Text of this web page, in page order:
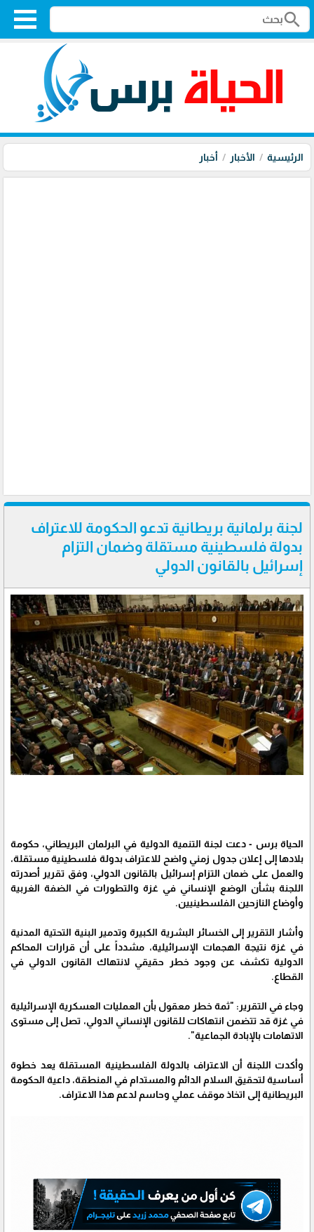
search
الرئيسية الأخبار أخبار
لجنة برلمانية بريطانية تدعو الحكومة للاعتراف
بدولة فلسطينية مستقلة وضمان التزام
إسرائيل بالقانون الدولي
الحياة برس - دعت لجنة التنمية الدولية في البرلمان البريطاني، حكومة
بلادها إلى إعلان جدول زمني واضح للاعتراف بدولة فلسطينية مستقلة،
والعمل على ضمان التزام إسرائيل بالقانون الدولي، وفق تقرير أصدرته
اللجنة بشأن الوضع الإنساني في غزة والتطورات في الضفة الغربية
وأوضاع النازحين الفلسطينيين.
وأشار التقرير إلى الخسائر البشرية الكبيرة وتدمير البنية التحتية المدنية
في غزة نتيجة الهجمات الإسرائيلية، مشدداً على أن قرارات المحاكم
الدولية تكشف عن وجود خطر حقيقي لانتهاك القانون الدولي في
القطاع.
وجاء في التقرير: "ثمة خطر معقول بأن العمليات العسكرية الإسرائيلية
في غزة قد تتضمن انتهاكات للقانون الإنساني الدولي، تصل إلى مستوى
الاتهامات بالإبادة الجماعية".
وأكدت اللجنة أن الاعتراف بالدولة الفلسطينية المستقلة يعد خطوة
أساسية لتحقيق السلام الدائم والمستدام في المنطقة، داعية الحكومة
البريطانية إلى اتخاذ موقف عملي وحاسم لدعم هذا الاعتراف.